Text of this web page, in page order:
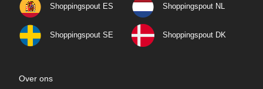
Shoppingspout ES Shoppingspout NL
Shoppingspout SE Shoppingspout DK
Over ons